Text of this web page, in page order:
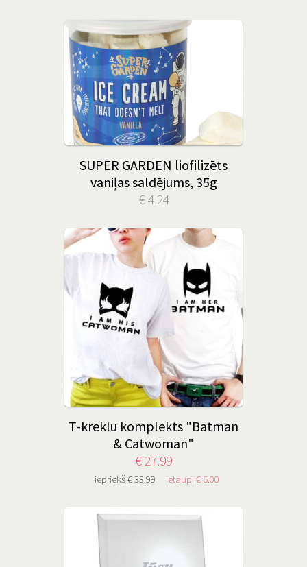
SUPER GARDEN liofilizēts
vaniļas saldējums, 35g
€ 4.24
T-kreklu komplekts "Batman
& Catwoman"
€ 27.99
iepriekš € 33.99 ietaupi € 6.00